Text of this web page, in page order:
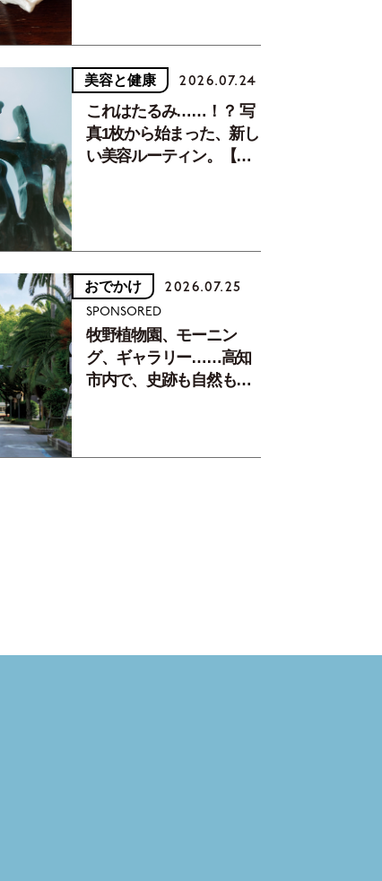
美容と健康 2026.07.24
これはたるみ……！？ 写
真1枚から始まった、新し
い美容ルーティン。【中
おでかけ 2026.07.25
SPONSORED
牧野植物園、モーニン
グ、ギャラリー……高知
市内で、史跡も自然もグ